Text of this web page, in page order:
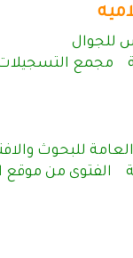
مجمع التسجيلات
للبحوث
الفتوى من موقع